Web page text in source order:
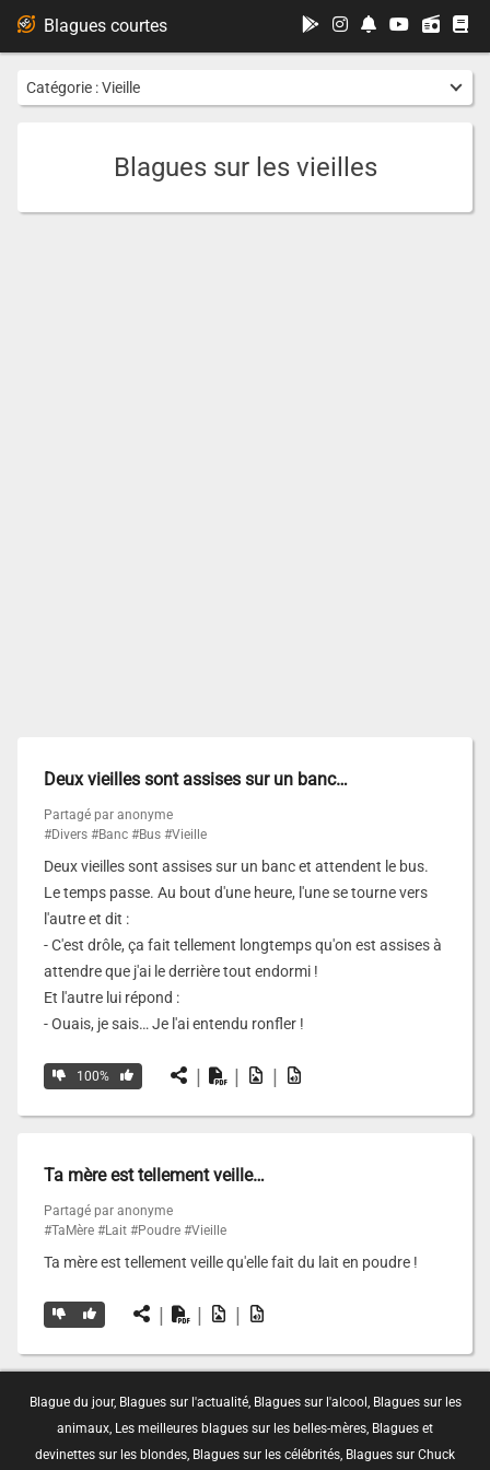
Catégorie :Vieille
Blagues sur les vieilles
Deux vieilles sont assises sur un banc…
Partagé par anonyme
#Divers #Banc #Bus #Vieille
Deux vieilles sont assises sur un banc et attendent le bus.
Le temps passe. Au bout d'une heure, l'une se tourne vers
l'autre et dit :
- C'est drôle, ça fait tellement longtemps qu'on est assises à
attendre que j'ai le derrière tout endormi !
Et l'autre lui répond :
- Ouais, je sais… Je l'ai entendu ronfler !
100% | | |
Ta mère est tellement veille…
Partagé par anonyme
#TaMère #Lait #Poudre #Vieille
Ta mère est tellement veille qu'elle fait du lait en poudre !
| | |
Blague du jour, Blagues sur l'actualité, Blagues sur l'alcool , Blagues sur les
animaux, Les meilleures blagues sur les belles-mères, Blagues et
devinettes sur les blondes, Blagues sur les célébrités, Blagues sur Chuck
Blagues courtes